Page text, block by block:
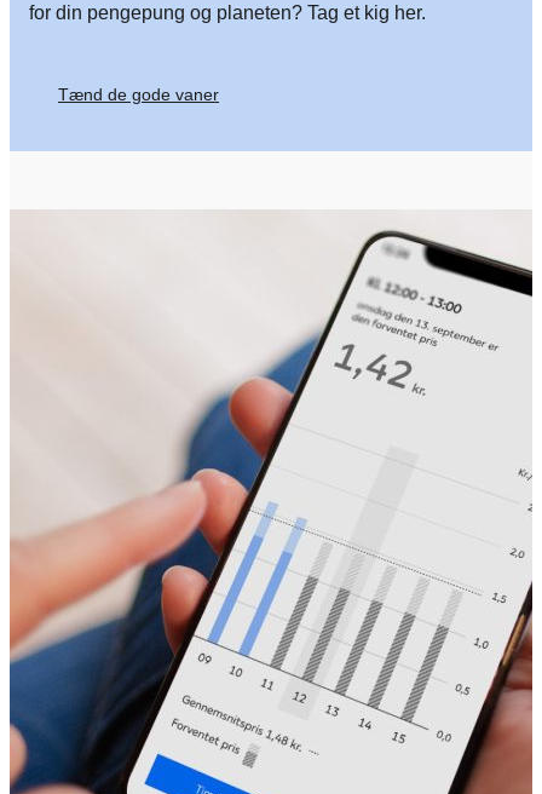
for din pengepung og planeten? Tag et kig her.
Tænd de gode vaner